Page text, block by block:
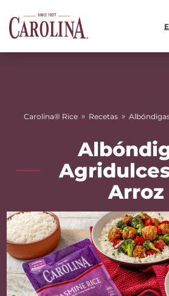
Carolina® Rice » Recetas »
Arroz